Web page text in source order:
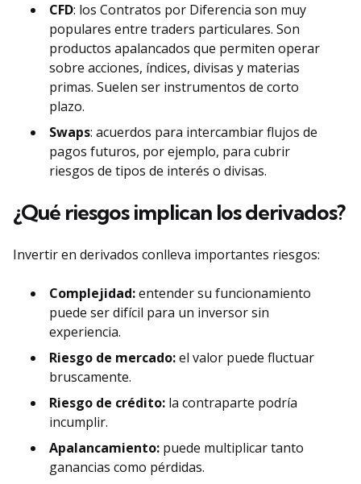
CFD: los Contratos por Diferencia son muy
populares entre traders particulares. Son
productos apalancados que permiten operar
sobre acciones, índices, divisas y materias
primas. Suelen ser instrumentos de corto
plazo.
Swaps: acuerdos para intercambiar flujos de
pagos futuros, por ejemplo, para cubrir
riesgos de tipos de interés o divisas.
¿Qué riesgos implican los derivados?
Invertir en derivados conlleva importantes riesgos:
Complejidad:entender su funcionamiento
puede ser difícil para un inversor sin
experiencia.
Riesgo de mercado:el valor puede fluctuar
bruscamente.
Riesgo de crédito: la contraparte podría
incumplir.
Apalancamiento: puede multiplicar tanto
ganancias como pérdidas.